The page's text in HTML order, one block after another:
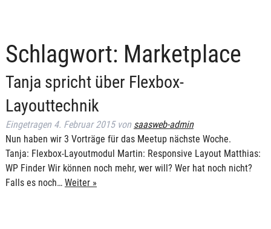
Schlagwort: Marketplace
Tanja spricht über Flexbox-
Layouttechnik
Eingetragen 4. Februar 2015 von saasweb-admin
Nun haben wir 3 Vorträge für das Meetup nächste Woche.
Tanja: Flexbox-Layoutmodul Martin: Responsive Layout Matthias:
WP Finder Wir können noch mehr, wer will? Wer hat noch nicht?
Falls es noch… Weiter »